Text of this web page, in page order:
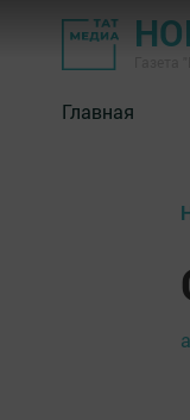
Главная